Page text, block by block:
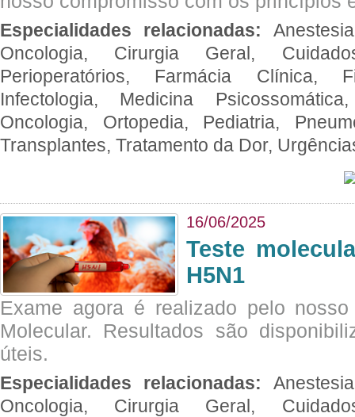
Especialidades relacionadas:
Oncologia, Cirurgia Geral,
Perioperatórios, Farmácia Clínica,
Infectologia, Medicina
Oncologia, Ortopedia, Pediatria,
Transplantes, Tratamento da Dor,
16/06/2025
Teste
H5N1
Exame agora é realizado pelo
Molecular. Resultados são
úteis.
Especialidades relacionadas:
Oncologia, Cirurgia Geral,